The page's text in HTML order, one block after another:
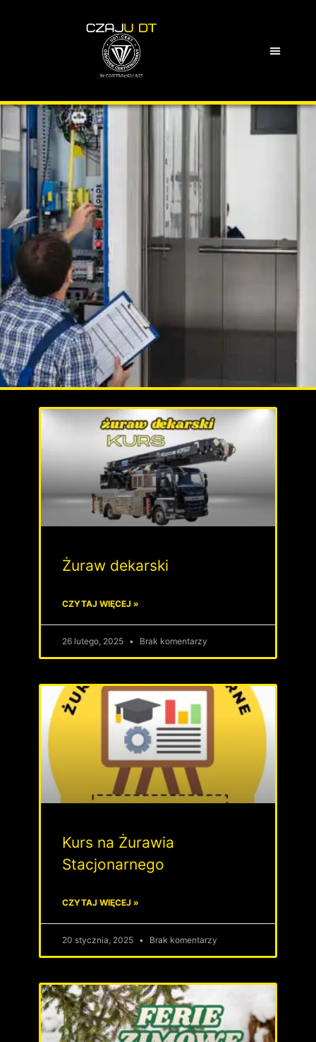
Informator
Sprawdź co się dzieje w
świecie UDT
Kliknij tutaj
Żuraw dekarski
CZYTAJ WIĘCEJ »
26 lutego, 2025 Brak komentarzy
Kurs na Żurawia
Stacjonarnego
CZYTAJ WIĘCEJ »
20 stycznia, 2025 Brak komentarzy